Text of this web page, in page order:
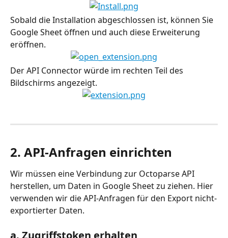
Sobald die Installation abgeschlossen ist, können Sie
Google Sheet öffnen und auch diese Erweiterung
eröffnen.
Der API Connector würde im rechten Teil des
Bildschirms angezeigt.
2. API-Anfragen einrichten
Wir müssen eine Verbindung zur Octoparse API
herstellen, um Daten in Google Sheet zu ziehen. Hier
verwenden wir die API-Anfragen für den Export nicht-
exportierter Daten.